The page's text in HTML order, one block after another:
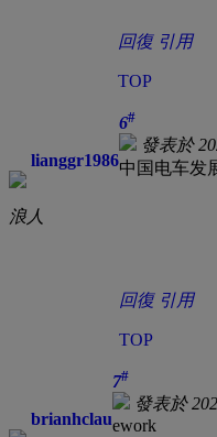
回復 引用
TOP
lianggr1986
浪人
6#
發表於
中国电车发
回復 引用
TOP
brianhclau
7#
發表於
ework